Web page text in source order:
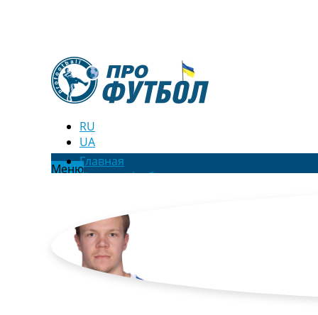
RU
UA
МенюГлавная
Новости футбола
Новости футбола Украины
Последние комментарии
Конкурс прогнозов
Логин
Рейтинги